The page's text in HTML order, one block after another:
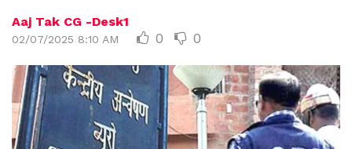
Aaj Tak CG -Desk1
02/07/2025 8:10 AM 0 0